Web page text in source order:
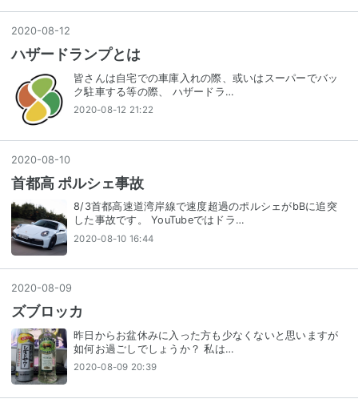
2020-08-12
ハザードランプとは
皆さんは自宅での車庫入れの際、或いはスーパーでバッ
ク駐車する等の際、 ハザードラ…
2020-08-12 21:22
2020-08-10
首都高 ポルシェ事故
8/3首都高速道湾岸線で速度超過のポルシェがbBに追突
した事故です。 YouTubeではドラ…
2020-08-10 16:44
2020-08-09
ズブロッカ
昨日からお盆休みに入った方も少なくないと思いますが
如何お過ごしでしょうか？ 私は…
2020-08-09 20:39